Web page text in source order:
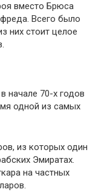
вместо Брюса
Всего было
них стоит целое
начале 70-х годов
одной из самых
из которых один
Эмиратах.
на частных